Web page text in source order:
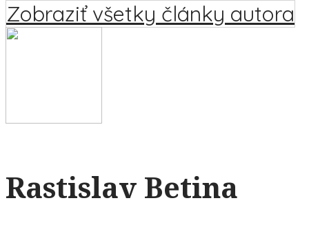
Zobraziť všetky články autora
Rastislav Betina